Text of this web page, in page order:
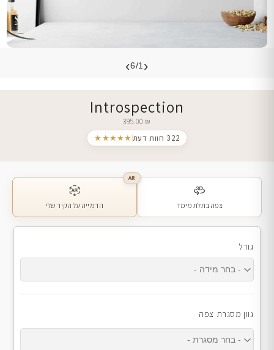
‹
6/1
›
Introspection
395.00 ₪
★★★★★
322 חוות דעת
צפה בתלת מימד
AR
הדמייה על הקיר שלי
גודל
גוון מסגרת צפה